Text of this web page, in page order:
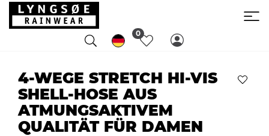
0
4-WEGE STRETCH HI-VIS
SHELL-HOSE AUS
ATMUNGSAKTIVEM
QUALITÄT FÜR DAMEN